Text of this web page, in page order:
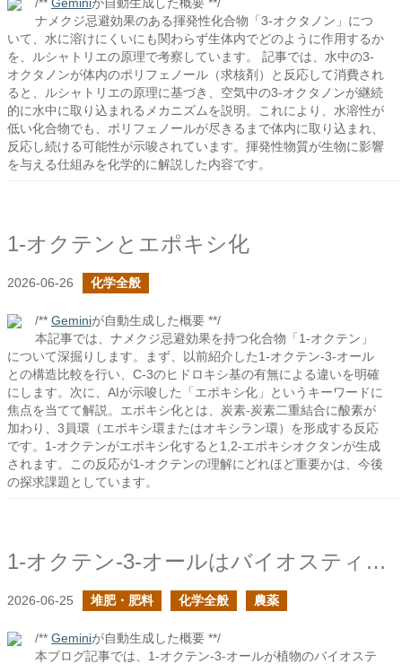
ナメクジ忌避効果のある揮発性化合物「3-オクタノン」につ
いて、水に溶けにくいにも関わらず生体内でどのように作用するか
を、ルシャトリエの原理で考察しています。 記事では、水中の3-
オクタノンが体内のポリフェノール（求核剤）と反応して消費され
ると、ルシャトリエの原理に基づき、空気中の3-オクタノンが継続
的に水中に取り込まれるメカニズムを説明。これにより、水溶性が
低い化合物でも、ポリフェノールが尽きるまで体内に取り込まれ、
反応し続ける可能性が示唆されています。揮発性物質が生物に影響
を与える仕組みを化学的に解説した内容です。
1-オクテンとエポキシ化
2026-06-26 化学全般
/** Geminiが自動生成した概要 **/
本記事では、ナメクジ忌避効果を持つ化合物「1-オクテン」
について深掘りします。まず、以前紹介した1-オクテン-3-オール
との構造比較を行い、C-3のヒドロキシ基の有無による違いを明確
にします。次に、AIが示唆した「エポキシ化」というキーワードに
焦点を当てて解説。エポキシ化とは、炭素-炭素二重結合に酸素が
加わり、3員環（エポキシ環またはオキシラン環）を形成する反応
です。1-オクテンがエポキシ化すると1,2-エポキシオクタンが生成
されます。この反応が1-オクテンの理解にどれほど重要かは、今後
の探求課題としています。
1-オクテン-3-オールはバイオスティミュラント？
2026-06-25 堆肥・肥料 化学全般 農薬
/** Geminiが自動生成した概要 **/
本ブログ記事では、1-オクテン-3-オールが植物のバイオステ